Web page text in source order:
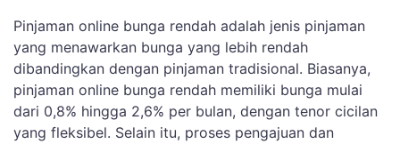
Pinjaman online bunga rendah adalah jenis pinjaman
yang menawarkan bunga yang lebih rendah
dibandingkan dengan pinjaman tradisional. Biasanya,
pinjaman online bunga rendah memiliki bunga mulai
dari 0,8% hingga 2,6% per bulan, dengan tenor cicilan
yang fleksibel. Selain itu, proses pengajuan dan